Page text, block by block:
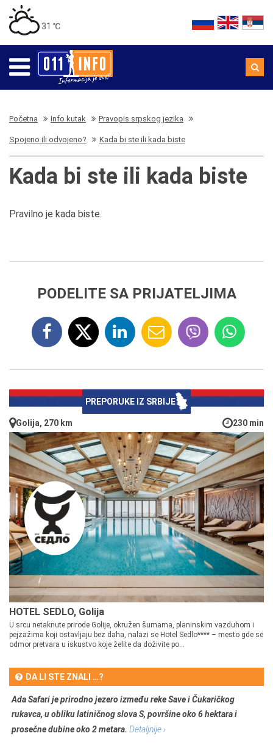
31 ℃
Početna Info kutak Pravopis srpskog jezika
Spojeno ili odvojeno? Kada bi ste ili kada biste
Kada bi ste ili kada biste
Pravilno je kada biste.
PODELITE SA PRIJATELJIMA
PREPORUKE IZ SRBIJE
Golija, 270 km 230 min
HOTEL SEDLO, Golija
U srcu netaknute prirode Golije, okružen šumama, planinskim vazduhom i
pejzažima koji ostavljaju bez daha, nalazi se Hotel Sedlo**** – mesto gde se
odmor pretvara u iskustvo koje želite da doživite po...
DA LI STE ZNALI …?
Ada Safari je prirodno jezero između reke Save i Čukaričkog
rukavca, u obliku latiničnog slova S, površine oko 6 hektara i
prosečne dubine oko 2 metara. Detaljnije ›